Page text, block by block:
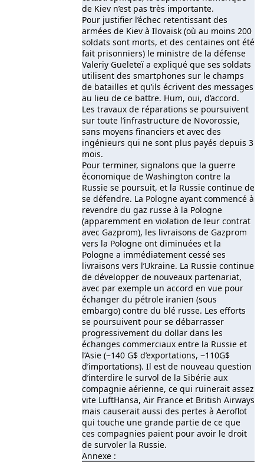
de Kiev n’est pas très importante.
Pour justifier l’échec retentissant des
armées de Kiev à Ilovaïsk (où au moins 200
soldats sont morts, et des centaines ont été
fait prisonniers) le ministre de la défense
Valeriy Gueleteï a expliqué que ses soldats
utilisent des smartphones sur le champs
de batailles et qu’ils écrivent des messages
au lieu de ce battre. Hum, oui, d’accord.
Les travaux de réparations se poursuivent
sur toute l’infrastructure de Novorossie,
sans moyens financiers et avec des
ingénieurs qui ne sont plus payés depuis 3
mois.
Pour terminer, signalons que la guerre
économique de Washington contre la
Russie se poursuit, et la Russie continue de
se défendre. La Pologne ayant commencé à
revendre du gaz russe à la Pologne
(apparemment en violation de leur contrat
avec Gazprom), les livraisons de Gazprom
vers la Pologne ont diminuées et la
Pologne a immédiatement cessé ses
livraisons vers l’Ukraine. La Russie continue
de développer de nouveaux partenariat,
avec par exemple un accord en vue pour
échanger du pétrole iranien (sous
embargo) contre du blé russe. Les efforts
se poursuivent pour se débarrasser
progressivement du dollar dans les
échanges commerciaux entre la Russie et
l’Asie (~140 G$ d’exportations, ~110G$
d’importations). Il est de nouveau question
d’interdire le survol de la Sibérie aux
compagnie aérienne, ce qui ruinerait assez
vite LuftHansa, Air France et British Airways
mais causerait aussi des pertes à Aeroflot
qui touche une grande partie de ce que
ces compagnies paient pour avoir le droit
de survoler la Russie.
Annexe :